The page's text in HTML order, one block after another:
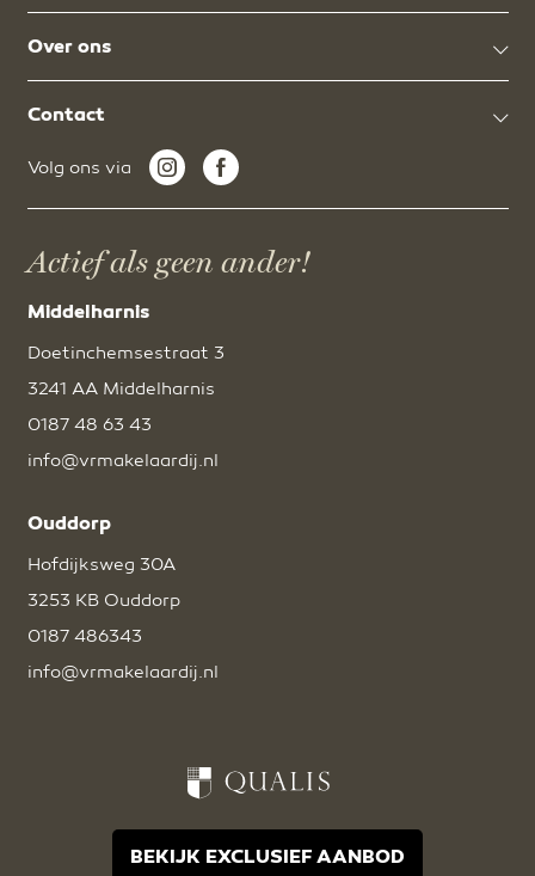
Over ons
Contact
Volg ons via
Actief als geen ander!
Middelharnis
Doetinchemsestraat 3
3241 AA Middelharnis
0187 48 63 43
info@vrmakelaardij.nl
Ouddorp
Hofdijksweg 30A
3253 KB Ouddorp
0187 486343
info@vrmakelaardij.nl
BEKIJK EXCLUSIEF AANBOD